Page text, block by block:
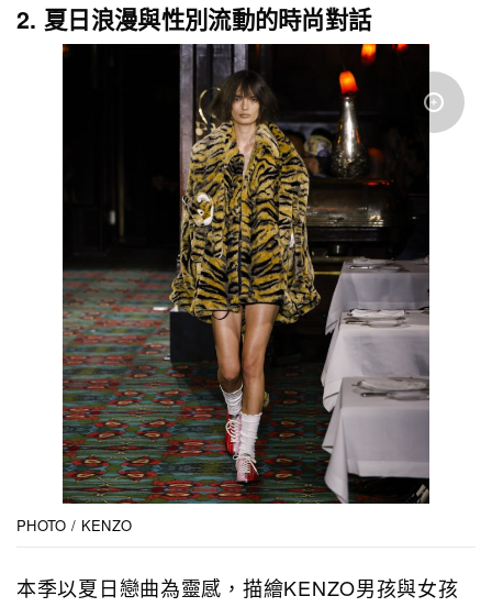
2. 夏日浪漫與性別流動的時尚對話
PHOTO / KENZO
本季以夏日戀曲為靈感，描繪KENZO男孩與女孩